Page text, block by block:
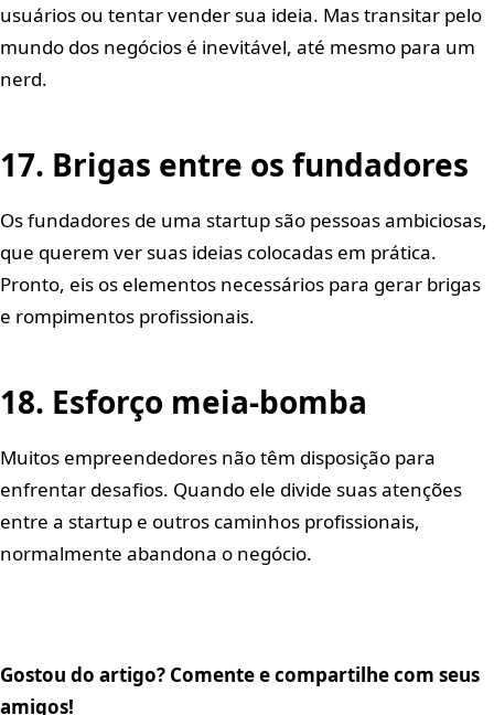
usuários ou tentar vender sua ideia. Mas transitar pelo
mundo dos negócios é inevitável, até mesmo para um
nerd.
17. Brigas entre os fundadores
Os fundadores de uma startup são pessoas ambiciosas,
que querem ver suas ideias colocadas em prática.
Pronto, eis os elementos necessários para gerar brigas
e rompimentos profissionais.
18. Esforço meia-bomba
Muitos empreendedores não têm disposição para
enfrentar desafios. Quando ele divide suas atenções
entre a startup e outros caminhos profissionais,
normalmente abandona o negócio.
Gostou do artigo? Comente e compartilhe com seus
amigos!